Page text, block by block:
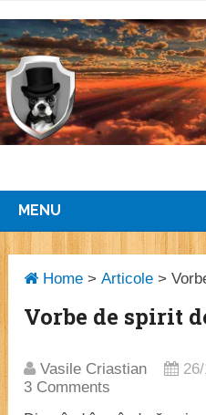
MENU
Home >Articole >
Vorbe de spirit
Vasile Criastian
3 Comments